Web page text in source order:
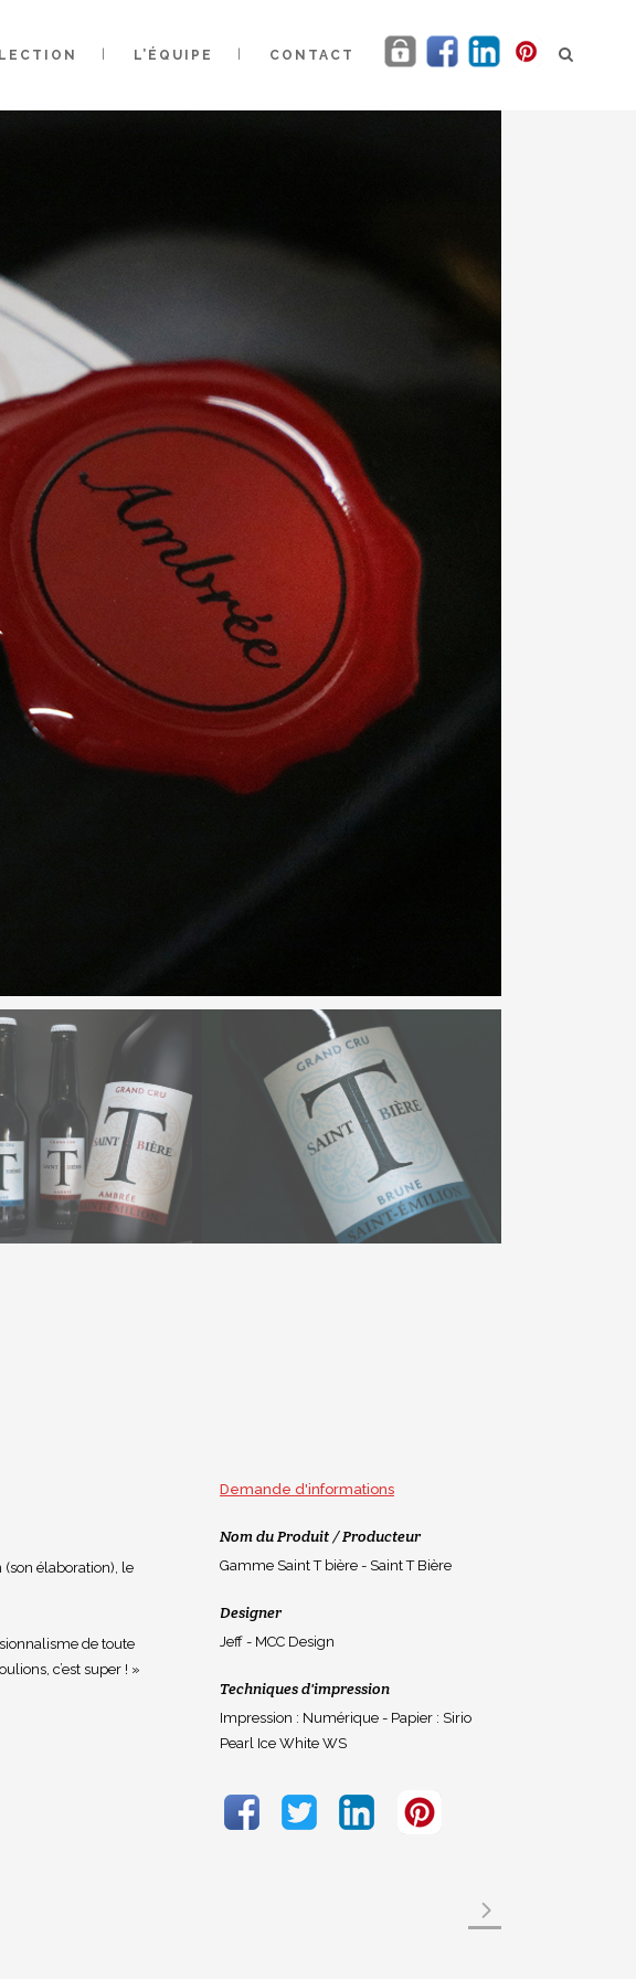
L’ÉQUIPE CONTACT
(son élaboration), le
de toute
c’est super ! »
Demande d'informations
Nom du Produit / Producteur
Gamme Saint T bière - Saint T Bière
Designer
Jeff - MCC Design
Techniques d'impression
Impression : Numérique - Papier : Sirio
Pearl Ice White WS